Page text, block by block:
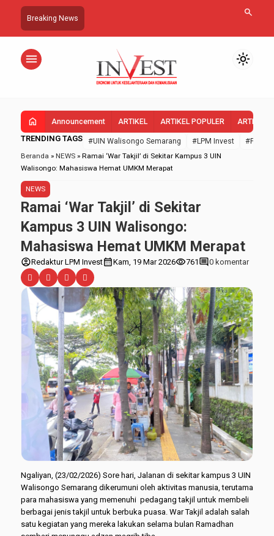
Breaking News search
menu light_mode
home Announcement ARTIKEL ARTIKEL POPULER ARTIKEL
TRENDING TAGS #UIN Walisongo Semarang #LPM Invest
#FEBI
Beranda » NEWS » Ramai ‘War Takjil’ di Sekitar Kampus 3 UIN
Walisongo: Mahasiswa Hemat UMKM Merapat
NEWS
Ramai ‘War Takjil’ di Sekitar
Kampus 3 UIN Walisongo:
Mahasiswa Hemat UMKM Merapat
account_circleRedaktur LPM Investcalendar_monthKam, 19 Mar 2026visibility761 comment0 komentar
Ngaliyan, (23/02/2026) Sore hari, Jalanan di sekitar kampus 3 UIN
Walisongo Semarang dikerumuni oleh aktivitas manusia, terutama
para mahasiswa yang memenuhi pedagang takjil untuk membeli
berbagai jenis takjil untuk berbuka puasa. War Takjil adalah salah
satu kegiatan yang mereka lakukan selama bulan Ramadhan